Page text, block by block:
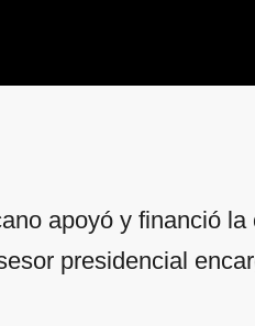
apoyó y financió
presidencial